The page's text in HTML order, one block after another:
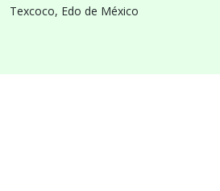
Texcoco, Edo de México